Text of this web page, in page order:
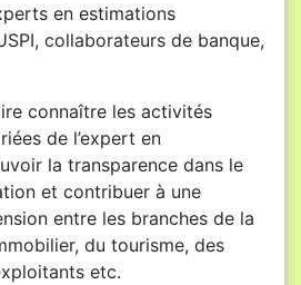
en estimations
collaborateurs de banque,
connaître les activités
de l’expert en
la transparence dans le
et contribuer à une
entre les branches de la
du tourisme, des
etc.